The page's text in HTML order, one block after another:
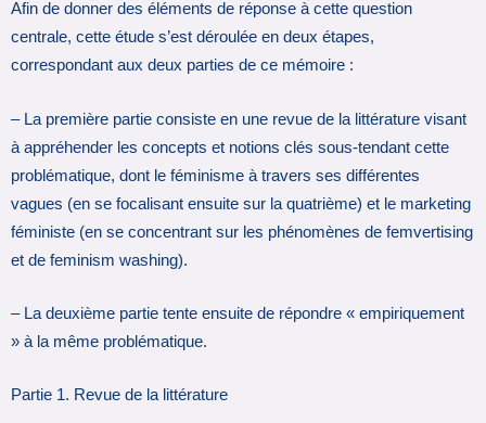
Afin de donner des éléments de réponse à cette question
centrale, cette étude s’est déroulée en deux étapes,
correspondant aux deux parties de ce mémoire :
– La première partie consiste en une revue de la littérature visant
à appréhender les concepts et notions clés sous-tendant cette
problématique, dont le féminisme à travers ses différentes
vagues (en se focalisant ensuite sur la quatrième) et le marketing
féministe (en se concentrant sur les phénomènes de femvertising
et de feminism washing).
– La deuxième partie tente ensuite de répondre « empiriquement
» à la même problématique.
Partie 1. Revue de la littérature